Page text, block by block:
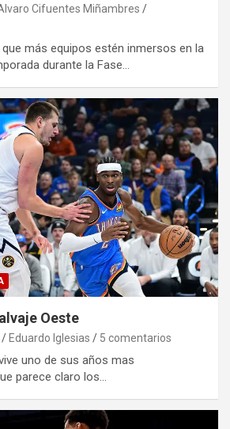
Cifuentes Miñambres
más equipos estén inmersos en la
durante la Fase…
Oeste
Eduardo Iglesias 5 comentarios
uno de sus años mas
parece claro los…